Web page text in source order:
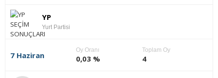
YP
Yurt Partisi
7 Haziran
Oy Oranı
0,03 %
Toplam Oy
4